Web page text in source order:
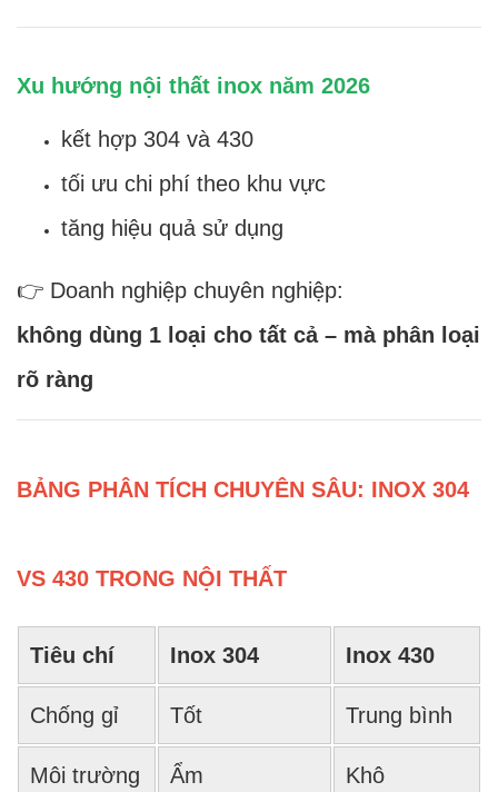
Xu hướng nội thất inox năm 2026
kết hợp 304 và 430
tối ưu chi phí theo khu vực
tăng hiệu quả sử dụng
👉 Doanh nghiệp chuyên nghiệp:
không dùng 1 loại cho tất cả – mà phân loại
rõ ràng
BẢNG PHÂN TÍCH CHUYÊN SÂU: INOX 304
VS 430 TRONG NỘI THẤT
Tiêu chí Inox 304 Inox 430
Chống gỉ Tốt Trung bình
Môi trường Ẩm Khô